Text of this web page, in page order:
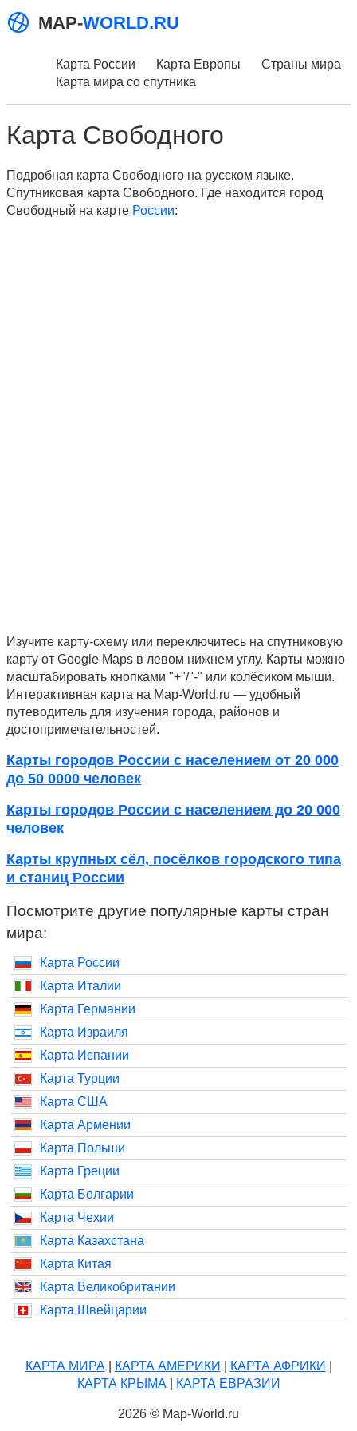
MAP-WORLD.RU
Карта России Карта Европы
Страны мира
Карта мира со спутника
Карта Свободного
Подробная карта Свободного на русском языке.
Спутниковая карта Свободного. Где находится город
Свободный на карте России:
Изучите карту-схему или переключитесь на спутниковую
карту от Google Maps в левом нижнем углу. Карты можно
масштабировать кнопками "+"/"-" или колёсиком мыши.
Интерактивная карта на Map-World.ru — удобный
путеводитель для изучения города, районов и
достопримечательностей.
Карты городов России с населением от 20 000
до 50 0000 человек
Карты городов России с населением до 20 000
человек
Карты крупных сёл, посёлков городского типа
и станиц России
Посмотрите другие популярные карты стран
мира:
Карта России
Карта Италии
Карта Германии
Карта Израиля
Карта Испании
Карта Турции
Карта США
Карта Армении
Карта Польши
Карта Греции
Карта Болгарии
Карта Чехии
Карта Казахстана
Карта Китая
Карта Великобритании
Карта Швейцарии
КАРТА МИРА| КАРТА АМЕРИКИ КАРТА АФРИКИ
КАРТА КРЫМА| КАРТА ЕВРАЗИИ
2026 © Map-World.ru